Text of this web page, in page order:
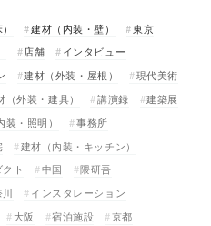
建材（内装・壁）
東京
店舗
インタビュー
建材（外装・屋根）
現代美術
（外装・建具） 講演録
建築展
装・照明）
事務所
建材（内装・キッチン）
ト 中国
隈研吾
インスタレーション
大阪 宿泊施設
京都